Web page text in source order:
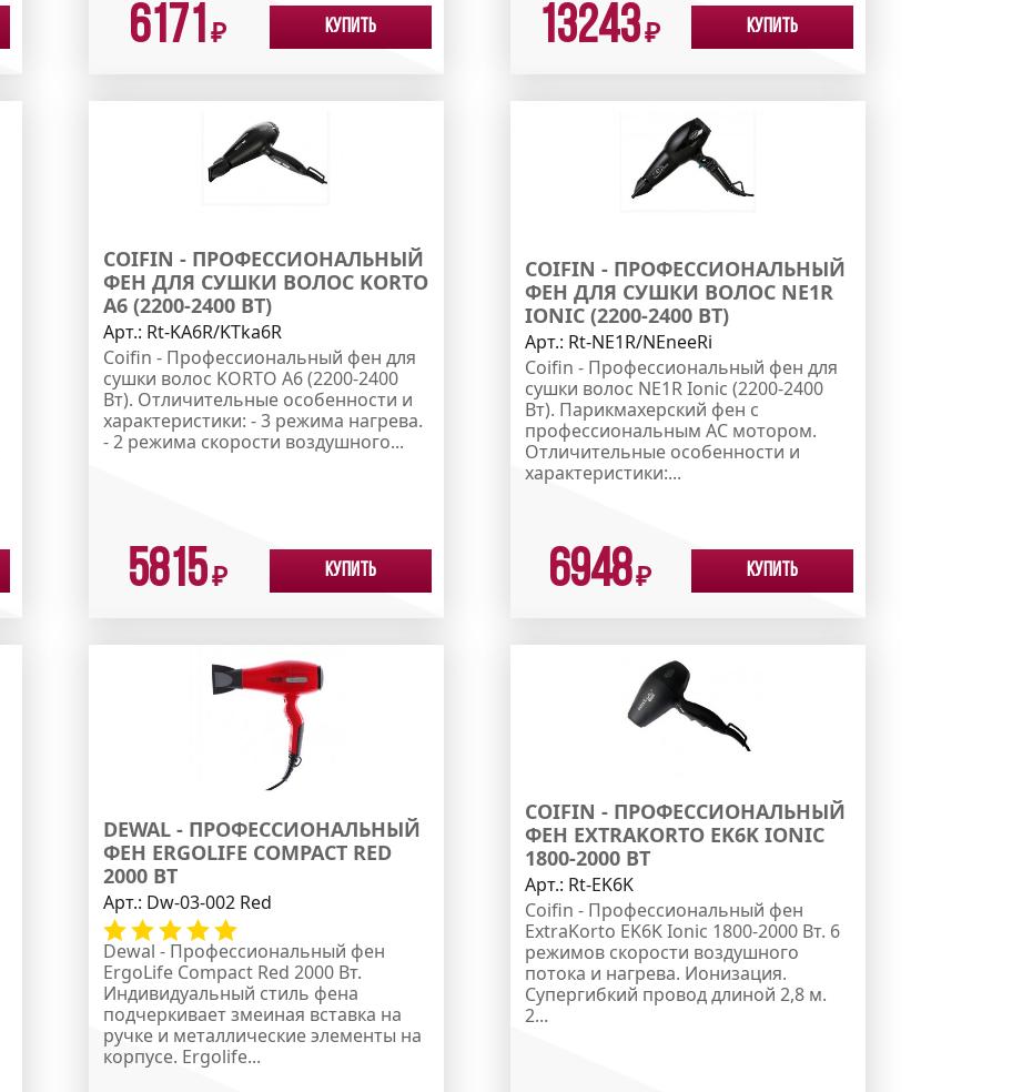
6171 ₽ Купить 13243₽ Купить
COIFIN - ПРОФЕССИОНАЛЬНЫЙ
ФЕН ДЛЯ СУШКИ ВОЛОС KORTO
A6 (2200-2400 ВТ)
Арт.: Rt-KA6R/KTka6R
Coifin - Профессиональный фен для
сушки волос KORTO A6 (2200-2400
Вт). Отличительные особенности и
характеристики: - 3 режима нагрева.
- 2 режима скорости воздушного...
5815₽ Купить
COIFIN - ПРОФЕССИОНАЛЬНЫЙ
ФЕН ДЛЯ СУШКИ ВОЛОС NE1R
IONIC (2200-2400 ВТ)
Арт.: Rt-NE1R/NEneeRi
Coifin - Профессиональный фен для
сушки волос NE1R Ionic (2200-2400
Вт). Парикмахерский фен с
профессиональным АС мотором.
Отличительные особенности и
характеристики:...
6948₽ Купить
DEWAL - ПРОФЕССИОНАЛЬНЫЙ
ФЕН ERGOLIFE COMPACT RED
2000 ВТ
Арт.: Dw-03-002 Red
Dewal - Профессиональный фен
ErgoLife Compact Red 2000 Вт.
Индивидуальный стиль фена
подчеркивает змеиная вставка на
ручке и металлические элементы на
корпусе. Ergolife...
COIFIN - ПРОФЕССИОНАЛЬНЫЙ
ФЕН EXTRAKORTO EK6K IONIC
1800-2000 ВТ
Арт.: Rt-EK6K
Coifin - Профессиональный фен
ExtraKorto EK6K Ionic 1800-2000 Вт. 6
режимов скорости воздушного
потока и нагрева. Ионизация.
Супергибкий провод длиной 2,8 м.
2...